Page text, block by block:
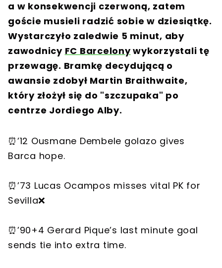
a w konsekwencji czerwoną, zatem
goście musieli radzić sobie w dziesiątkę.
Wystarczyło zaledwie 5 minut, aby
zawodnicy FC Barcelonywykorzystali tę
przewagę. Bramkę decydującą o
awansie zdobył Martin Braithwaite,
który złożył się do "szczupaka" po
centrze Jordiego Alby.
⏰’12 Ousmane Dembele golazo gives
Barca hope.
⏰’73 Lucas Ocampos misses vital PK for
Sevilla❌
⏰’90+4 Gerard Pique’s last minute goal
sends tie into extra time.